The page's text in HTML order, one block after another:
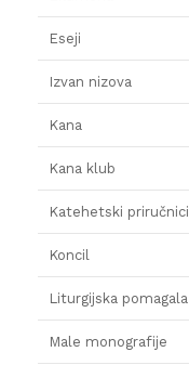
Eseji
Izvan nizova
Kana
Kana klub
Katehetski priručnici
Koncil
Liturgijska pomagala
Male monografije